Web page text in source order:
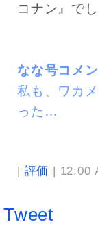
コナン』で
なな号コ
私も、ワカ
った…
| 評価 | 12:00
Tweet